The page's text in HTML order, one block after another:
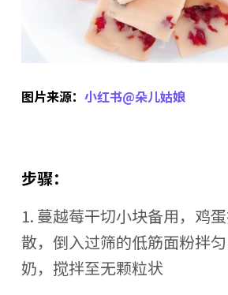
图片来源： 小红书@朵儿姑娘
步骤：
1. 蔓越莓干切小块备用，鸡
散，倒入过筛的低筋面粉拌
奶，搅拌至无颗粒状